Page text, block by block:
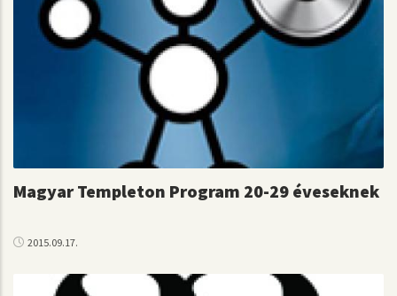
Magyar Templeton Program 20-29 éveseknek
2015.09.17.